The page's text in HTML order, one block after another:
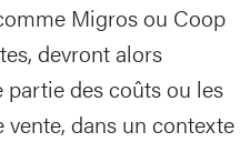
Migros ou Coop
devront alors
des coûts ou les
dans un contexte